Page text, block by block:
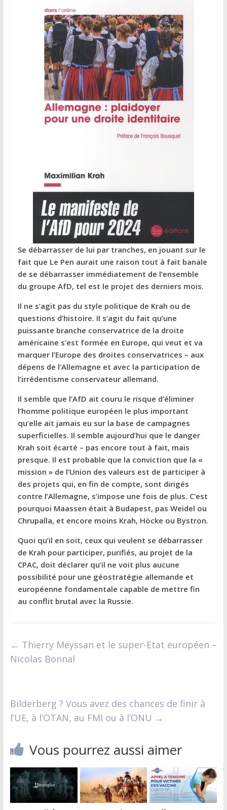
Se débarrasser de lui par tranches, en jouant sur le
fait que Le Pen aurait une raison tout à fait banale
de se débarrasser immédiatement de l’ensemble
du groupe AfD, tel est le projet des derniers mois.
Il ne s’agit pas du style politique de Krah ou de
questions d’histoire. Il s’agit du fait qu’une
puissante branche conservatrice de la droite
américaine s’est formée en Europe, qui veut et va
marquer l’Europe des droites conservatrices – aux
dépens de l’Allemagne et avec la participation de
l’irrédentisme conservateur allemand.
Il semble que l’AfD ait couru le risque d’éliminer
l’homme politique européen le plus important
qu’elle ait jamais eu sur la base de campagnes
superficielles. Il semble aujourd’hui que le danger
Krah soit écarté – pas encore tout à fait, mais
presque. Il est probable que la conviction que la «
mission » de l’Union des valeurs est de participer à
des projets qui, en fin de compte, sont dirigés
contre l’Allemagne, s’impose une fois de plus. C’est
pourquoi Maassen était à Budapest, pas Weidel ou
Chrupalla, et encore moins Krah, Höcke ou Bystron.
Quoi qu’il en soit, ceux qui veulent se débarrasser
de Krah pour participer, purifiés, au projet de la
CPAC, doit déclarer qu’il ne voit plus aucune
possibilité pour une géostratégie allemande et
européenne fondamentale capable de mettre fin
au conflit brutal avec la Russie.
← Thierry Meyssan et le super-Etat européen –
Nicolas Bonnal
Bilderberg ? Vous avez des chances de finir à
l’UE, à l’OTAN, au FMI ou à l’ONU →
Vous pourrez aussi aimer